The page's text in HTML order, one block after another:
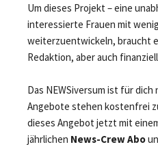
Um dieses Projekt – eine
interessierte Frauen mit
weiterzuentwickeln, braucht
Redaktion, aber auch
Das NEWSiversum ist für
Angebote stehen kostenfrei
dieses Angebot jetzt mit
jährlichen News-Crew Abo